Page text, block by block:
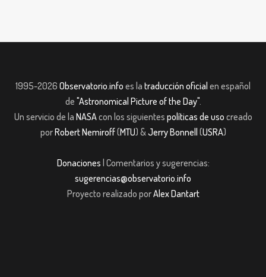
1995-2026 Observatorio.info es la traducción oficial en español
de "Astronomical Picture of the Day".
Un servicio de la NASAcon los siguientes políticas de uso creado
porRobert Nemiroff(MTU) &Jerry Bonnell (USRA)
Donaciones | Comentarios y sugerencias:
sugerencias@observatorio.info
Proyecto realizado porAlex Dantart